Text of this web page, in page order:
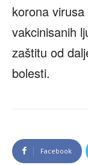
korona
vakcinisanih
zaštitu od
bolesti.
Facebook